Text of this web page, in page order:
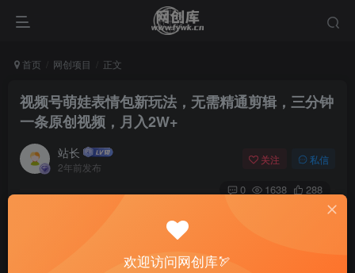
首页 网创项目 正文
视频号萌娃表情包新玩法，无需精通剪辑，三分钟
一条原创视频，月入2W+
站长
2年前发布
关注 私信
0 1638 288
欢迎访问网创库🏹